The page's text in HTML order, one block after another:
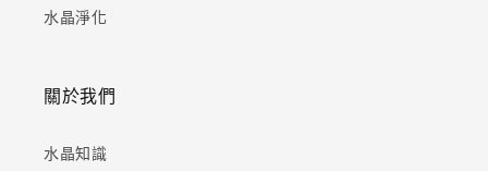
水晶淨化
關於我們
水晶知識